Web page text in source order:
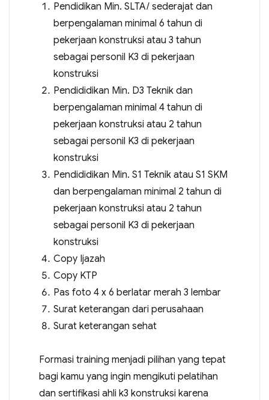
Pendidikan Min. SLTA/ sederajat dan
berpengalaman minimal 6 tahun di
pekerjaan konstruksi atau 3 tahun
sebagai personil K3 di pekerjaan
konstruksi
Pendididikan Min. D3 Teknik dan
berpengalaman minimal 4 tahun di
pekerjaan konstruksi atau 2 tahun
sebagai personil K3 di pekerjaan
konstruksi
Pendididikan Min. S1 Teknik atau S1 SKM
dan berpengalaman minimal 2 tahun di
pekerjaan konstruksi atau 2 tahun
sebagai personil K3 di pekerjaan
konstruksi
Copy Ijazah
Copy KTP
Pas foto 4 x 6 berlatar merah 3 lembar
Surat keterangan dari perusahaan
Surat keterangan sehat
Formasi training menjadi pilihan yang tepat
bagi kamu yang ingin mengikuti pelatihan
dan sertifikasi ahli k3 konstruksi karena